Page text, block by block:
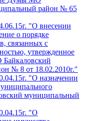
район № 65
"О внесении
о порядке
связанных с
утвержденное
№ 8 от 18.02.2010г."
"О назначении
муниципальный
"О